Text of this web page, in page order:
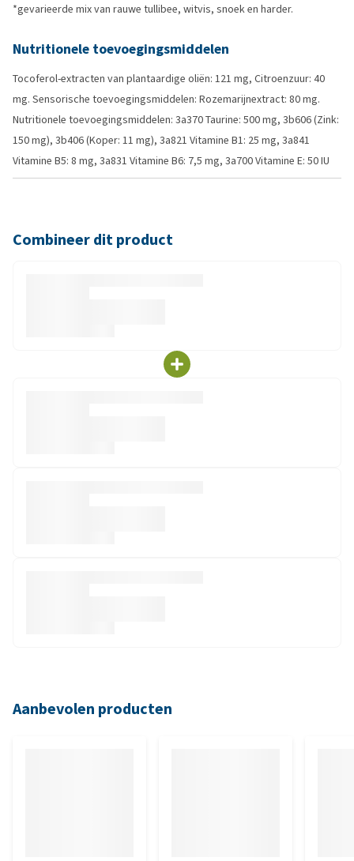
*gevarieerde mix van rauwe tullibee, witvis, snoek en harder.
Nutritionele toevoegingsmiddelen
Tocoferol‑extracten van plantaardige oliën: 121 mg, Citroenzuur: 40
mg. Sensorische toevoegingsmiddelen: Rozemarijnextract: 80 mg.
Nutritionele toevoegingsmiddelen: 3a370 Taurine: 500 mg, 3b606 (Zink:
150 mg), 3b406 (Koper: 11 mg), 3a821 Vitamine B1: 25 mg, 3a841
Vitamine B5: 8 mg, 3a831 Vitamine B6: 7,5 mg, 3a700 Vitamine E: 50 IU
Combineer dit product
Aanbevolen producten